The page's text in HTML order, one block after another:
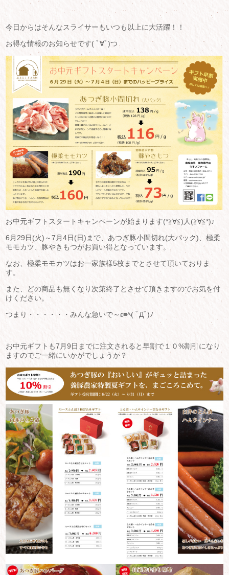
今日からはそんなスライサーもいつも以上に大活躍！！
お得な情報のお知らせです( ﾟ∀ﾟ)つ
お中元ギフトスタートキャンペーンが始まります(*≧∀≦)人(≧∀≦*)♪
6月29日(火)～7月4日(日)まで、あつぎ豚小間切れ(大パック)、極柔
モモカツ、豚やきもつがお買い得となっています。
なお、極柔モモカツはお一家族様5枚までとさせて頂いておりま
す。
また、どの商品も無くなり次第終了とさせて頂きますのでお気を付
けください。
つまり・・・・・・みんな急いで～ε≡ﾍ( ﾟДﾟ)ﾉ
お中元ギフトも7月9日までに注文されると早割で１０%割引になり
ますのでご一緒にいかがでしょうか？